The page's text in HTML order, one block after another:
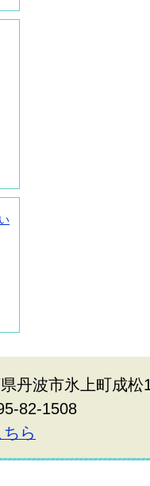
丹波市氷上町成松
82-1508
ら